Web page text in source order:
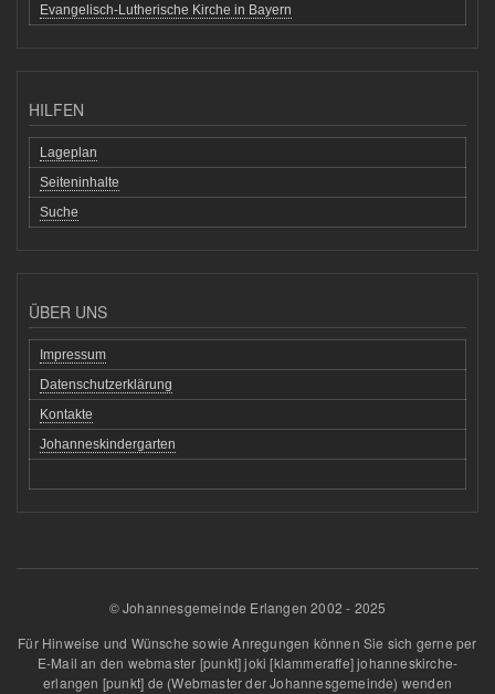
Evangelisch-Lutherische Kirche in Bayern
HILFEN
Lageplan
Seiteninhalte
Suche
ÜBER UNS
Impressum
Datenschutzerklärung
Kontakte
Johanneskindergarten
© Johannesgemeinde Erlangen 2002 - 2025
Für Hinweise und Wünsche sowie Anregungen können Sie sich gerne per
E-Mail an den webmaster [punkt]joki [klammeraffe]johanneskirche-
erlangen [punkt] de (Webmaster der Johannesgemeinde) wenden